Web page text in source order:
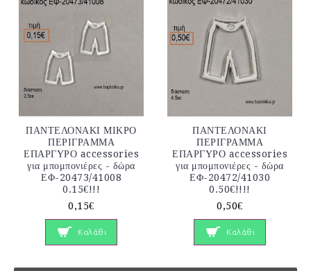
ΠΑΝΤΕΛΟΝΑΚΙ ΜΙΚΡΟ
ΠΕΡΙΓΡΑΜΜΑ
ΕΠΑΡΓΥΡΟ accessories
για μπομπονιέρες - δώρα
ΕΦ-20473/41008
0.15€!!!
0,15€
Καλάθι
ΠΑΝΤΕΛΟΝΑΚΙ
ΠΕΡΙΓΡΑΜΜΑ
ΕΠΑΡΓΥΡΟ accessories
για μπομπονιέρες - δώρα
ΕΦ-20472/41030
0.50€!!!!
0,50€
Καλάθι